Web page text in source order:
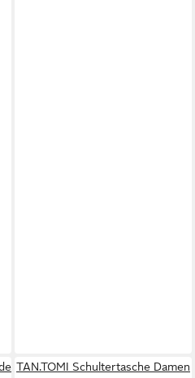
TAN.TOMI Schultertasche Damen